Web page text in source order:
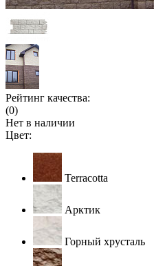
Рейтинг качества:
(0)
Нет в наличии
Цвет:
Terracotta
Арктик
Горный хрусталь